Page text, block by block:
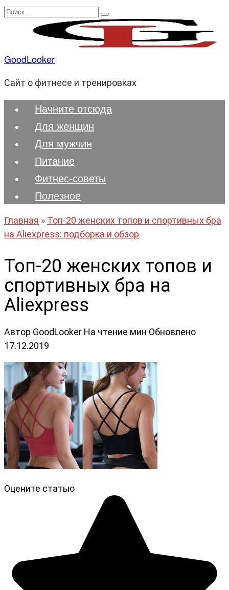
Перейти
содержанию
Search
GoodLooker
Сайт о фитнесе и тренировках
Начните отсюда
Для женщин
Для мужчин
Питание
Фитнес-советы
Полезноe
Главная » Топ-20 женских топов и спортивных бра
на Aliexpress: подборка и обзор
Топ-20 женских топов и
спортивных бра на
Aliexpress
Автор GoodLooker На чтение мин Обновлено
17.12.2019
Оцените статью